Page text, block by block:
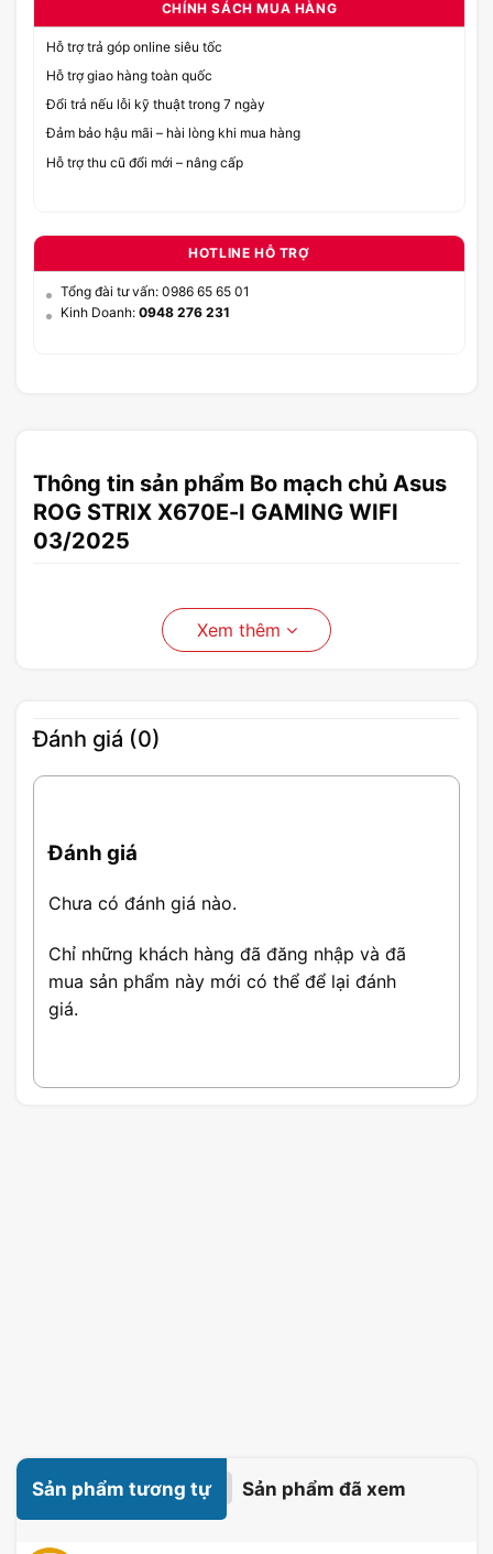
CHÍNH SÁCH MUA HÀNG
Hỗ trợ trả góp online siêu tốc
Hỗ trợ giao hàng toàn quốc
Đổi trả nếu lỗi kỹ thuật trong 7 ngày
Đảm bảo hậu mãi – hài lòng khi mua hàng
Hỗ trợ thu cũ đổi mới – nâng cấp
HOTLINE HỖ TRỢ
Tổng đài tư vấn: 0986 65 65 01
Kinh Doanh: 0948 276 231
Thông tin sản phẩm Bo mạch chủ Asus
ROG STRIX X670E-I GAMING WIFI
03/2025
Xem thêm
Đánh giá (0)
Đánh giá
Chưa có đánh giá nào.
Chỉ những khách hàng đã đăng nhập và đã
mua sản phẩm này mới có thể để lại đánh
giá.
Sản phẩm tương tự Sản phẩm đã xem